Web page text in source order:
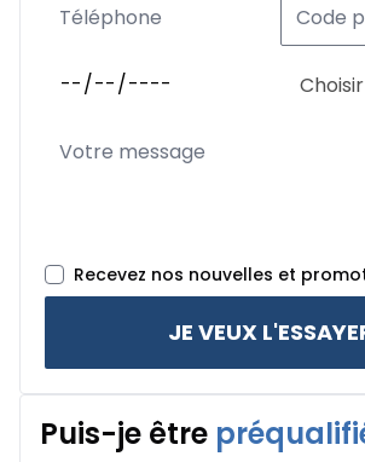
Recevez nos nouvelles et
JE VEUX
Puis-je être